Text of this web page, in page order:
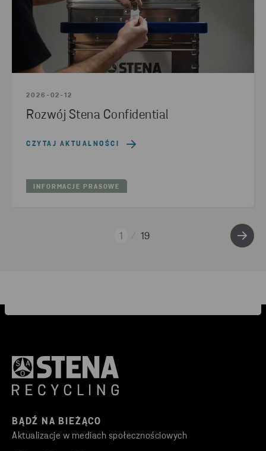
2026-02-12
Rozwój Stena Confidential
CZYTAJ AKTUALNOŚCI
INFORMACJE PRASOWE
1 19
BĄDŹ NA BIEŻĄCO
Aktualizacje w mediach społecznościowych